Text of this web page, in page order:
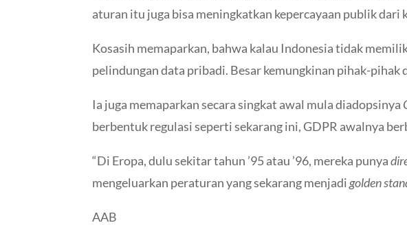
aturan itu juga bisa meningkatkan kepercayaan publik
Kosasih memaparkan, bahwa kalau Indonesia tidak
pelindungan data pribadi. Besar kemungkinan pihak-
Ia juga memaparkan secara singkat awal mula diadopsinya
berbentuk regulasi seperti sekarang ini, GDPR awalnya
“Di Eropa, dulu sekitar tahun ’95 atau ’96, mereka punya
mengeluarkan peraturan yang sekarang menjadigolden
AAB